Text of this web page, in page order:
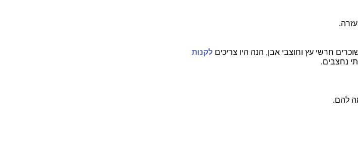
חרשי עץ וחוצבי אבן, הנה היו צריכים לקנות
נחצבים.
להם.